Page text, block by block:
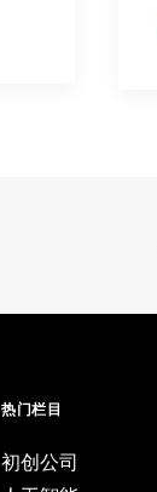
热门栏目
初创公司